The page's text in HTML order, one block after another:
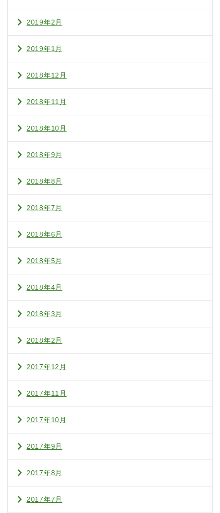
2019年2月
2019年1月
2018年12月
2018年11月
2018年10月
2018年9月
2018年8月
2018年7月
2018年6月
2018年5月
2018年4月
2018年3月
2018年2月
2017年12月
2017年11月
2017年10月
2017年9月
2017年8月
2017年7月